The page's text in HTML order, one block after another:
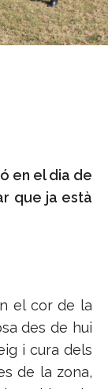
en el dia de
que ja està
el cor de la
des de hui
i cura dels
de la zona,